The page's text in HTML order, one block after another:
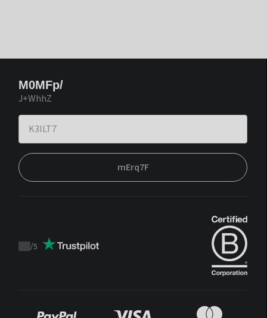
M0MFp/
J+WhhZ
mErq7F
Trustpilot
/5